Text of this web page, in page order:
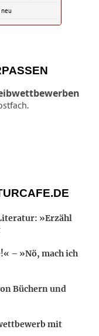
»Erzähl
– »Nö, mach ich
Büchern und
mit